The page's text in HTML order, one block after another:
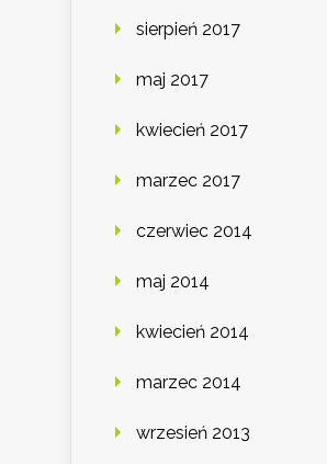
sierpień 2017
maj 2017
kwiecień 2017
marzec 2017
czerwiec 2014
maj 2014
kwiecień 2014
marzec 2014
wrzesień 2013